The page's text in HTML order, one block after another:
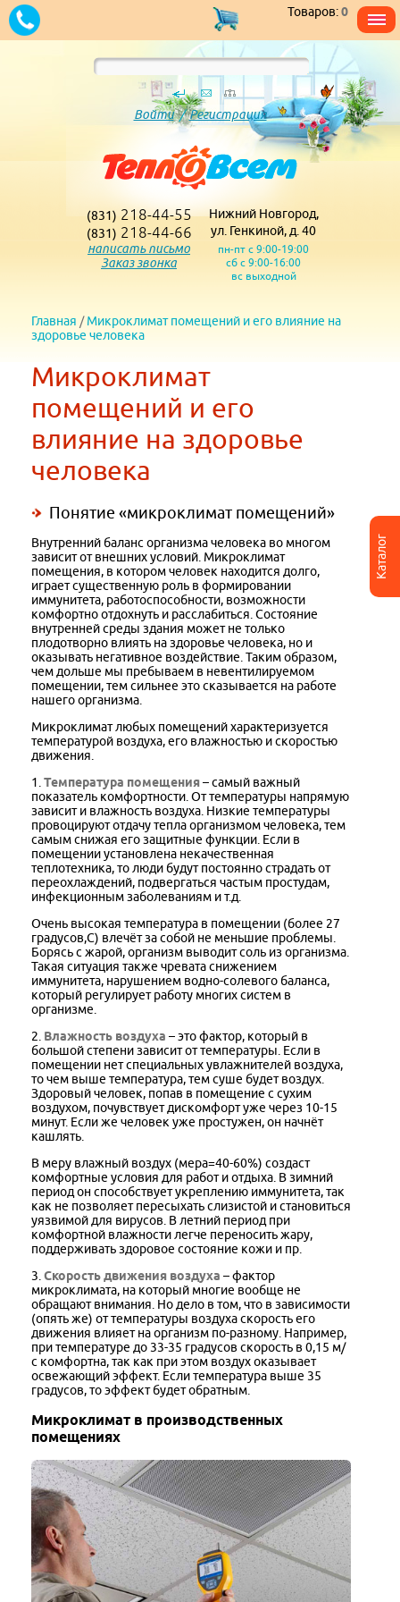
Каталог
Товаров:0
Войти/Регистрация
(831) 218-44-55
(831) 218-44-66
написать письмо
Заказ звонка
Нижний Новгород,
ул. Генкиной, д. 40
пн-пт с 9:00-19:00
сб с 9:00-16:00
вс выходной
Главная / Микроклимат помещений и его влияние на
здоровье человека
Микроклимат
помещений и его
влияние на здоровье
человека
Понятие «микроклимат помещений»
Внутренний баланс организма человека во многом
зависит от внешних условий. Микроклимат
помещения, в котором человек находится долго,
играет существенную роль в формировании
иммунитета, работоспособности, возможности
комфортно отдохнуть и расслабиться. Состояние
внутренней среды здания может не только
плодотворно влиять на здоровье человека, но и
оказывать негативное воздействие. Таким образом,
чем дольше мы пребываем в невентилируемом
помещении, тем сильнее это сказывается на работе
нашего организма.
Микроклимат любых помещений характеризуется
температурой воздуха, его влажностью и скоростью
движения.
1. Температура помещения– самый важный
показатель комфортности. От температуры напрямую
зависит и влажность воздуха. Низкие температуры
провоцируют отдачу тепла организмом человека, тем
самым снижая его защитные функции. Если в
помещении установлена некачественная
теплотехника, то люди будут постоянно страдать от
переохлаждений, подвергаться частым простудам,
инфекционным заболеваниям и т.д.
Очень высокая температура в помещении (более 27
градусов,C) влечёт за собой не меньшие проблемы.
Борясь с жарой, организм выводит соль из организма.
Такая ситуация также чревата снижением
иммунитета, нарушением водно-солевого баланса,
который регулирует работу многих систем в
организме.
2. Влажность воздуха – это фактор, который в
большой степени зависит от температуры. Если в
помещении нет специальных увлажнителей воздуха,
то чем выше температура, тем суше будет воздух.
Здоровый человек, попав в помещение с сухим
воздухом, почувствует дискомфорт уже через 10-15
минут. Если же человек уже простужен, он начнёт
кашлять.
В меру влажный воздух (мера=40-60%) создаст
комфортные условия для работ и отдыха. В зимний
период он способствует укреплению иммунитета, так
как не позволяет пересыхать слизистой и становиться
уязвимой для вирусов. В летний период при
комфортной влажности легче переносить жару,
поддерживать здоровое состояние кожи и пр.
3. Скорость движения воздуха – фактор
микроклимата, на который многие вообще не
обращают внимания. Но дело в том, что в зависимости
(опять же) от температуры воздуха скорость его
движения влияет на организм по-разному. Например,
при температуре до 33-35 градусов скорость в 0,15 м/
с комфортна, так как при этом воздух оказывает
освежающий эффект. Если температура выше 35
градусов, то эффект будет обратным.
Микроклимат в производственных
помещениях